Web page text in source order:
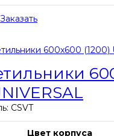
Заказать
CSVT
Цвет корпуса